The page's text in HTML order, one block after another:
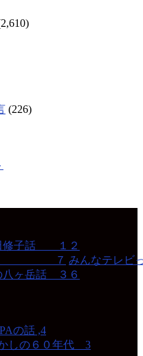
(226)
修子話 １２
みんなテ
八ヶ岳話 ３６
の話 ,4
しの６０年代 3